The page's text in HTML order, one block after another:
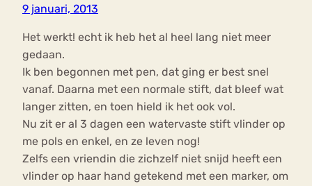
9 januari, 2013
Het werkt! echt ik heb het al heel lang niet meer
gedaan.
Ik ben begonnen met pen, dat ging er best snel
vanaf. Daarna met een normale stift, dat bleef wat
langer zitten, en toen hield ik het ook vol.
Nu zit er al 3 dagen een watervaste stift vlinder op
me pols en enkel, en ze leven nog!
Zelfs een vriendin die zichzelf niet snijd heeft een
vlinder op haar hand getekend met een marker, om